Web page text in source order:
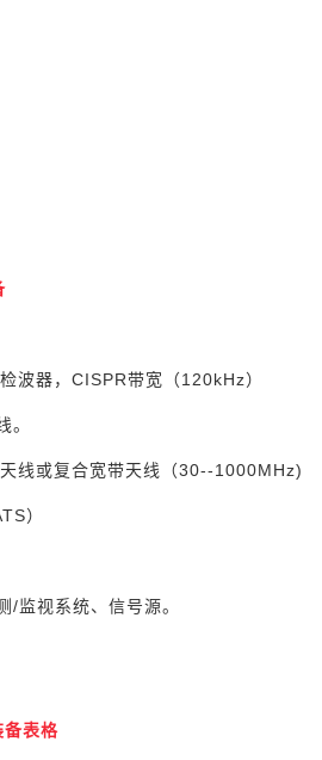
波器，CISPR带宽（120kHz）
。
线或复合宽带天线（30--1000MHz)
）
/监视系统、信号源。
备表格